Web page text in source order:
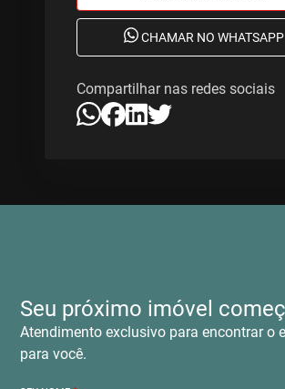
CHAMAR NO WHATSAPP
Compartilhar nas redes sociais
Seu próximo imóvel
Atendimento exclusivo para encontrar o
para você.